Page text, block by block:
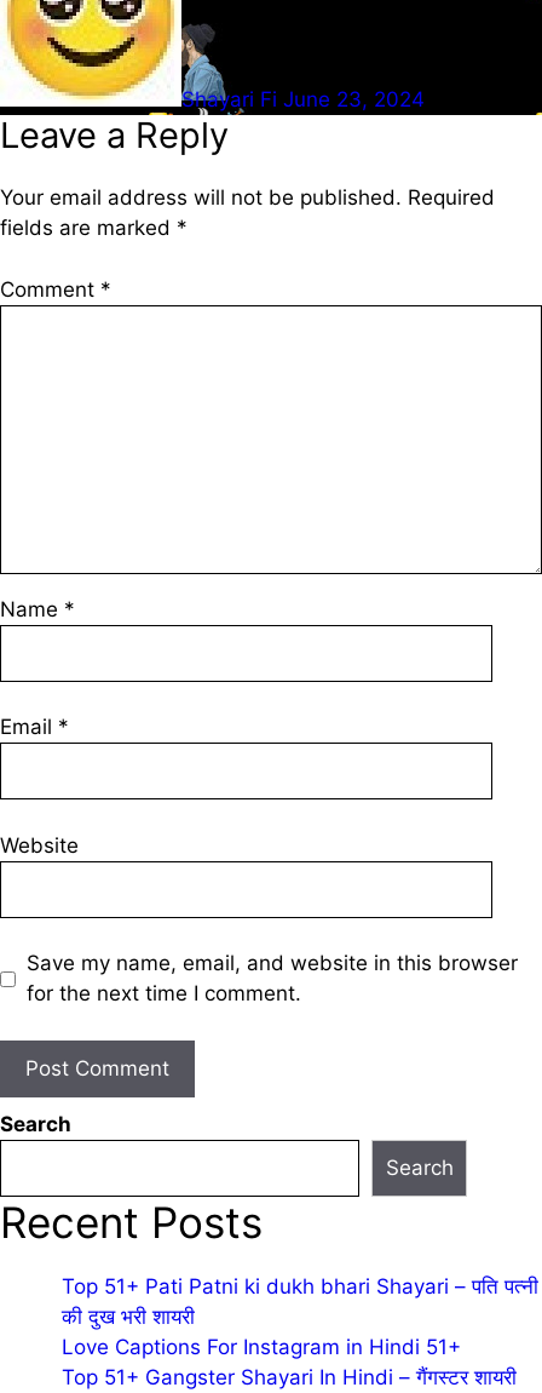
Shayari Fi June 23, 2024
Leave a Reply
Your email address will not be published. Required
fields are marked *
Comment *
Name *
Email *
Website
Save my name, email, and website in this browser
for the next time I comment.
Search
Search
Recent Posts
Top 51+ Pati Patni ki dukh bhari Shayari – पति पत्नी
की दुख भरी शायरी
Love Captions For Instagram in Hindi 51+
Top 51+ Gangster Shayari In Hindi – गैंगस्टर शायरी